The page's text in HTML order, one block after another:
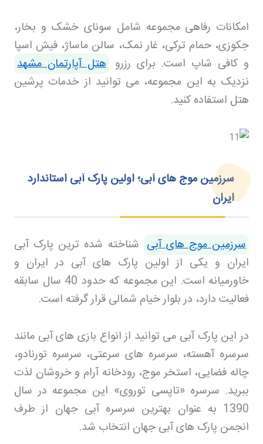
امکانات رفاهی مجموعه شامل سونای خشک و بخار،
جکوزی، حمام ترکی، غار نمک، سالن ماساژ، فیش اسپا
و کافی شاپ است. برای رزرو هتل آپارتمان مشهد
نزدیک به این مجموعه، می توانید از خدمات پرشین
هتل استفاده کنید.
سرزمین موج های آبی؛ اولین پارک آبی استاندارد
ایران
سرزمین موج های آبی شناخته شده ترین پارک آبی
ایران و یکی از اولین پارک های آبی در ایران و
خاورمیانه است. این مجموعه که حدود 40 سال سابقه
فعالیت دارد، در بلوار خیام شمالی قرار گرفته است.
در این پارک آبی می توانید از انواع بازی های آبی مانند
سرسره آهسته، سرسره های سرعتی، سرسره تورنادو،
چاله فضایی، استخر موج، رودخانه آرام و خروشان لذت
ببرید. سرسره «تاپسی توروی» این مجموعه در سال
1390 به عنوان بهترین سرسره آبی جهان از طرف
انجمن پارک های آبی جهان انتخاب شد.